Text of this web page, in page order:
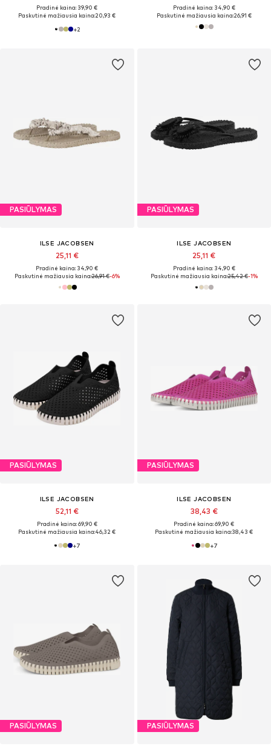
Pradinė kaina: 39,90 €
Paskutinė mažiausia kaina:20,93 €
+2
Pradinė kaina: 34,90 €
Paskutinė mažiausia kaina:26,91 €
PASIŪLYMAS
ILSE JACOBSEN
25,11 €
Pradinė kaina: 34,90 €
Paskutinė mažiausia kaina:26,91 €-6%
PASIŪLYMAS
ILSE JACOBSEN
25,11 €
Pradinė kaina: 34,90 €
Paskutinė mažiausia kaina:25,42 €-1%
PASIŪLYMAS
ILSE JACOBSEN
52,11 €
Pradinė kaina: 69,90 €
Paskutinė mažiausia kaina:46,32 €
+7
PASIŪLYMAS
ILSE JACOBSEN
38,43 €
Pradinė kaina: 69,90 €
Paskutinė mažiausia kaina:38,43 €
+7
PASIŪLYMAS PASIŪLYMAS